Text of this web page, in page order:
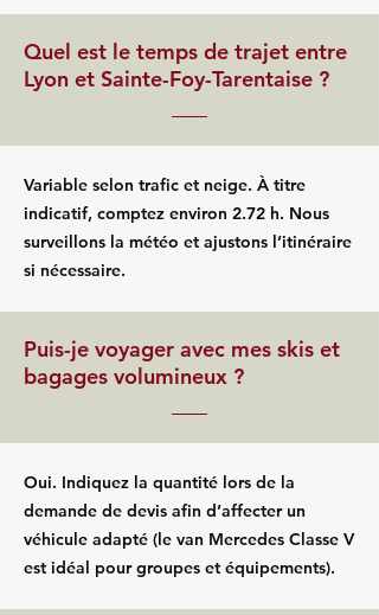
Quel est le temps de trajet entre
Lyon et Sainte-Foy-Tarentaise ?
Variable selon trafic et neige. À titre
indicatif, comptez environ 2.72 h. Nous
surveillons la météo et ajustons l’itinéraire
si nécessaire.
Puis-je voyager avec mes skis et
bagages volumineux ?
Oui. Indiquez la quantité lors de la
demande de devis afin d’affecter un
véhicule adapté (le van Mercedes Classe V
est idéal pour groupes et équipements).